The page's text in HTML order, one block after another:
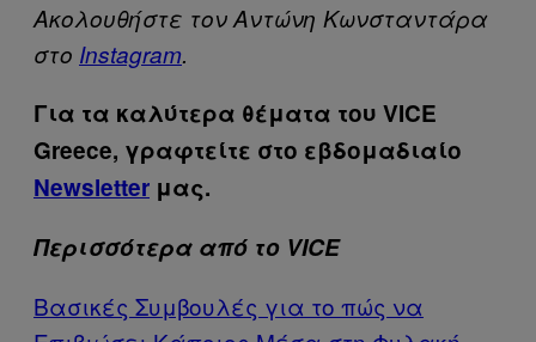
Ακολουθήστε τον Αντώνη Κωνσταντάρα
στο Ιnstagram.
Για τα καλύτερα θέματα του VICE
Greece, γραφτείτε στο εβδομαδιαίο
Newsletter μας.
Περισσότερα από το VICE
Βασικές Συμβουλές για το πώς να